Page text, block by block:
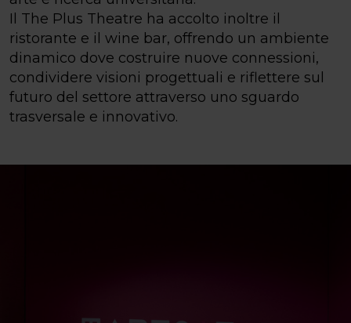
Il The Plus Theatre ha accolto inoltre il
ristorante e il wine bar, offrendo un ambiente
dinamico dove costruire nuove connessioni,
condividere visioni progettuali e riflettere sul
futuro del settore attraverso uno sguardo
trasversale e innovativo.